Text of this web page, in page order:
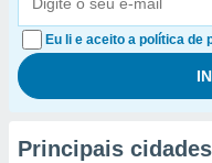
Eu li e aceito a política de
Principais cidades